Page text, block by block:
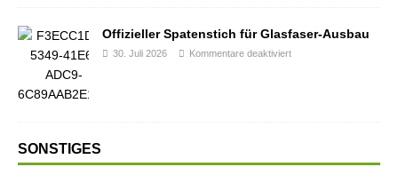
Offizieller Spatenstich für Glasfaser-Ausbau
30. Juli 2026 Kommentare deaktiviert
SONSTIGES